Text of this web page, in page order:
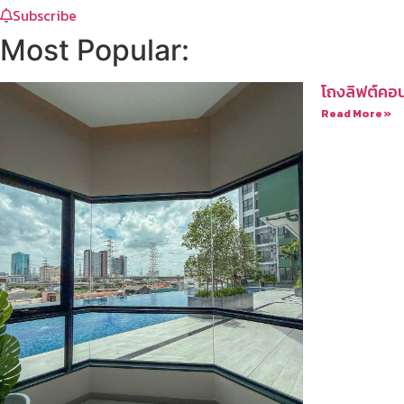
Subscribe
Most Popular:
โถงลิฟต์คอ
Read More »